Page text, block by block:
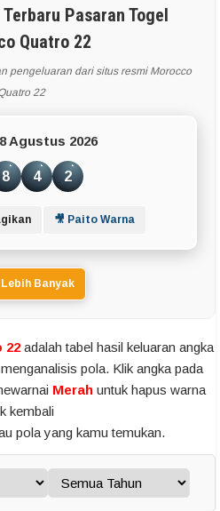
Pasaran Togel
Quatro 22
pengeluaran dari situs resmi Morocco
22
Agustus 2026
8 4 2
🎥 Paito Warna
Banyak
22adalah tabel hasil keluaran angka
pola. Klik angka pada
Merahuntuk hapus warna
kembali
pola yang kamu temukan.